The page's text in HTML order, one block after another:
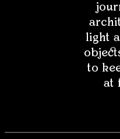
light
to
at